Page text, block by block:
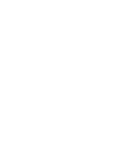
《我正在
《一道道
《到哪里
《最远的